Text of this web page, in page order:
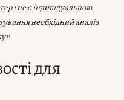
і не є індивідуальною
необхідний аналіз
для